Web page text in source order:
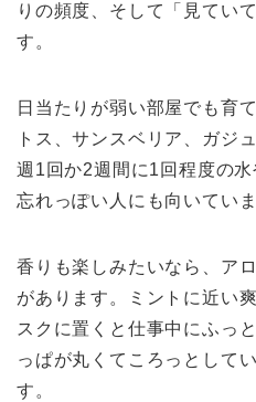
りの頻度、そして「見てい
す。
日当たりが弱い部屋でも育
トス、サンスベリア、ガジ
週1回か2週間に1回程度の水
忘れっぽい人にも向いていま
香りも楽しみたいなら、ア
があります。ミントに近い
スクに置くと仕事中にふっ
っぱが丸くてころっとして
す。